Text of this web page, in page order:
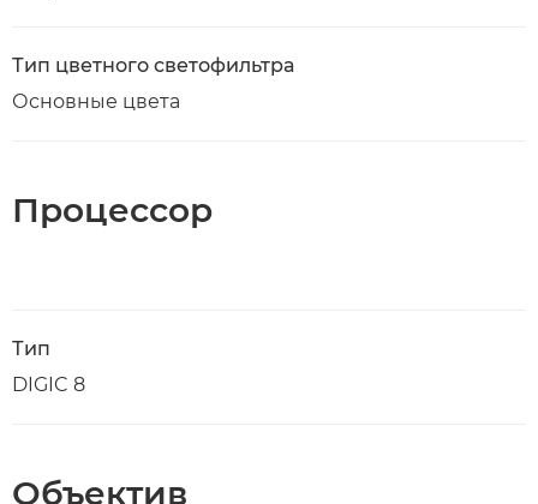
Тип цветного светофильтра
Основные цвета
Процессор
Тип
DIGIC 8
Объектив